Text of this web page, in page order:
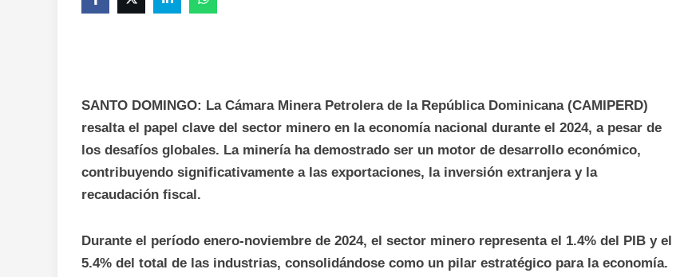
SANTO DOMINGO: La Cámara Minera Petrolera de la República Dominicana (CAMIPERD)
resalta el papel clave del sector minero en la economía nacional durante el 2024, a pesar de
los desafíos globales. La minería ha demostrado ser un motor de desarrollo económico,
contribuyendo significativamente a las exportaciones, la inversión extranjera y la
recaudación fiscal.
Durante el período enero-noviembre de 2024, el sector minero representa el 1.4% del PIB y el
5.4% del total de las industrias, consolidándose como un pilar estratégico para la economía.